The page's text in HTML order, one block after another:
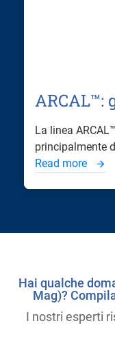
ARCAL™:
La linea
principalmente
Read more
Hai qualche
Mag)?
I nostri esperti